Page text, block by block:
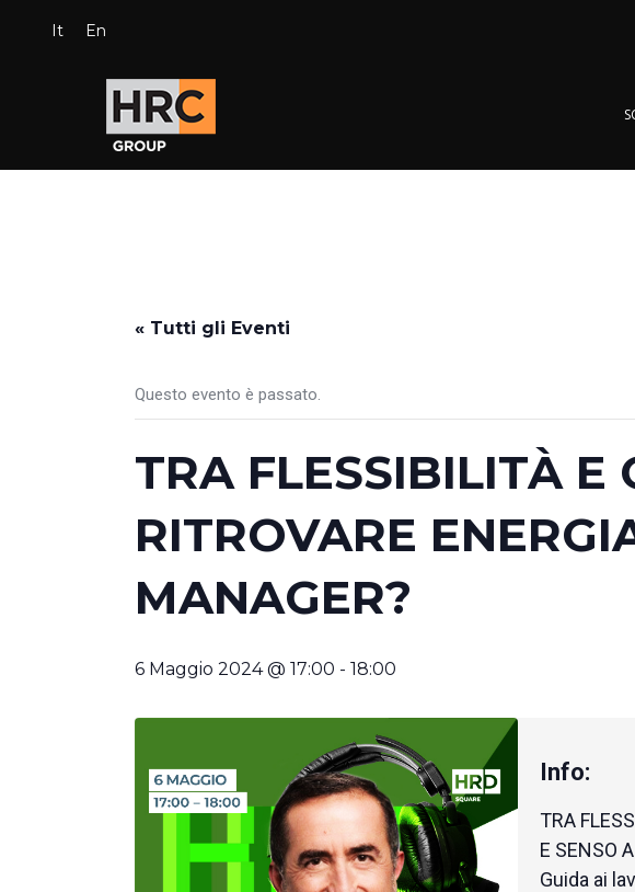
It En
« Tutti gli Eventi
Questo evento è passato.
TRA FLESSIBILITÀ E
RITROVARE
MANAGER?
6 Maggio 2024 @ 17:00 - 18:00
TRA
E SENSO
Guida ai